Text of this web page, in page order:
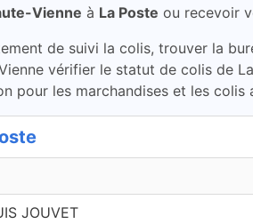
Vienne à La Poste ou recevoir
de suivi la colis, trouver la
vérifier le statut de colis de
pour les marchandises et les colis
JOUVET